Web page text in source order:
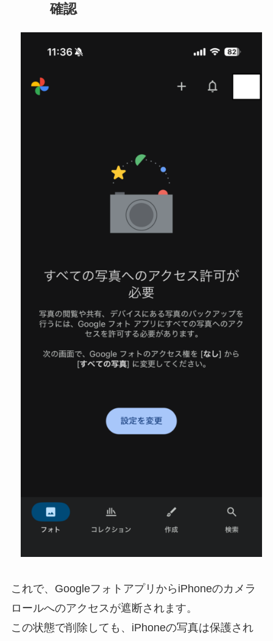
確認
これで、GoogleフォトアプリからiPhoneのカメラ
ロールへのアクセスが遮断されます。
この状態で削除しても、iPhoneの写真は保護され